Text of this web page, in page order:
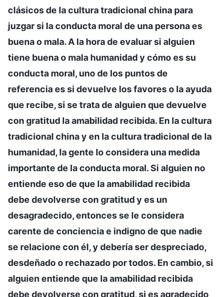
clásicos de la cultura tradicional china para
juzgar si la conducta moral de una persona es
buena o mala. A la hora de evaluar si alguien
tiene buena o mala humanidad y cómo es su
conducta moral, uno de los puntos de
referencia es si devuelve los favores o la ayuda
que recibe, si se trata de alguien que devuelve
con gratitud la amabilidad recibida. En la cultura
tradicional china y en la cultura tradicional de la
humanidad, la gente lo considera una medida
importante de la conducta moral. Si alguien no
entiende eso de que la amabilidad recibida
debe devolverse con gratitud y es un
desagradecido, entonces se le considera
carente de conciencia e indigno de que nadie
se relacione con él, y debería ser despreciado,
desdeñado o rechazado por todos. En cambio, si
alguien entiende que la amabilidad recibida
debe devolverse con gratitud, si es agradecido